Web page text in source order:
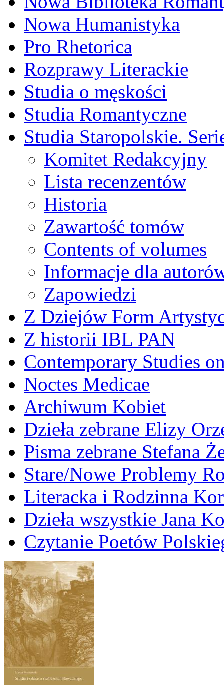
Nowa Humanistyka
Pro Rhetorica
Rozprawy Literackie
Studia o męskości
Studia Romantyczne
Studia Staropolskie.
Komitet Redakcyjny
Lista recenzentów
Historia
Zawartość tomów
Contents of volumes
Informacje dla
Zapowiedzi
Z Dziejów Form
Z historii IBL PAN
Contemporary Studies
Noctes Medicae
Archiwum Kobiet
Dzieła zebrane Elizy
Pisma zebrane Stefana
Stare/Nowe Problemy
Literacka i Rodzinna
Dzieła wszystkie Jana
Czytanie Poetów